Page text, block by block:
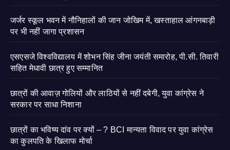
जर्जर स्कूल भवन में नौनिहालों की जान जोखिम में, खस्ताहाल आंगनबाड़ी
पर भी नहीं जागा प्रशासन
एसएसजे विश्वविद्यालय में शोभन सिंह जीना जयंती समारोह, पी.सी. तिवारी
सहित मेधावी छात्र हुए सम्मानित
छात्रों की आवाज़ गोलियों और लाठियों से नहीं दबेगी, युवा कांग्रेस ने
सरकार पर साधा निशाना
छात्रों का भविष्य दांव पर क्यों – ? BCI मान्यता विवाद पर युवा कांग्रेस
का कुलपति के खिलाफ मोर्चा